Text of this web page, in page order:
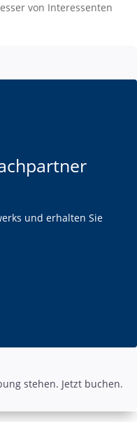
von Interessenten
und erhalten Sie
stehen. Jetzt buchen.